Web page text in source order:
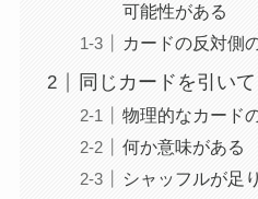
可能性がある
カードの反対側
同じカードを引い
物理的なカード
何か意味がある
シャッフルが足